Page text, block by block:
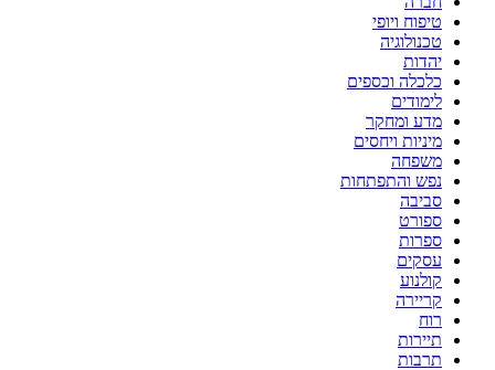
טיפוח ויופי
טכנולוגיה
יהדות
כלכלה וכספים
לימודים
מדע ומחקר
מיניות ויחסים
משפחה
נפש והתפתחות
סביבה
ספורט
ספרות
עסקים
קולנוע
קריירה
רוח
תיירות
תרבות